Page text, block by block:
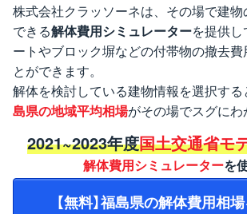
株式会社クラッソーネは、その場で建
できる解体費用シミュレーターを提供
ートやブロック塀などの付帯物の撤去費
とができます。
解体を検討している建物情報を選択す
島県の地域平均相場がその場でスグにわ
2021~2023年度国土交通省モ
解体費用シミュレーターを
【無料】福島県の解体費用相